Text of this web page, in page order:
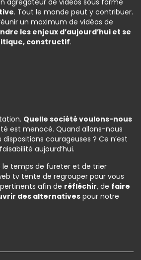
agrégateur de vidéos sous forme
. Tout le monde peut y contribuer.
un maximum de vidéos de
les enjeux d’aujourd’hui et se
constructif.
Quelle société voulons-nous
est menacé. Quand allons-nous
courageuses ? Ce n’est
aujourd’hui.
le temps de fureter et de trier
tv tente de regrouper pour vous
afin de réfléchir, de faire
des alternativespour notre